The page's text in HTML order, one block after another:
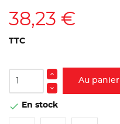
38,23 €
TTC
Au panier
 En stock